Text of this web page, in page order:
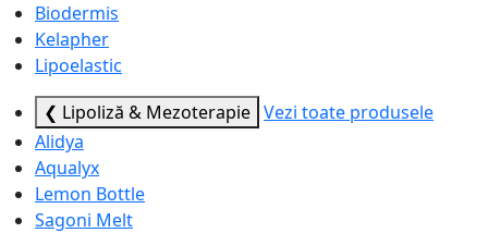
Biodermis
Kelapher
Lipoelastic
❮ Lipoliză & Mezoterapie Vezi toate produsele
Alidya
Aqualyx
Lemon Bottle
Sagoni Melt